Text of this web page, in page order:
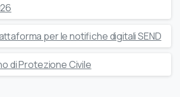
per le notifiche digitali SEND
di Protezione Civile